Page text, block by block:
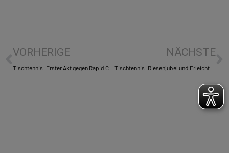
VORHERIGE NÄCHSTE
Tischtennis: Riesenjubel und Erleichterung